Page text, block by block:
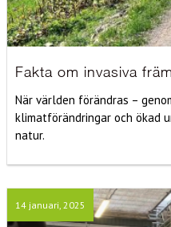
Fakta om invasiva
När världen förändras –
klimatförändringar och ökad
natur.
14 januari, 2025